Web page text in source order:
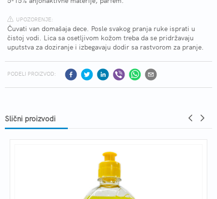
UPOZORENJE:
Čuvati van domašaja dece. Posle svakog pranja ruke isprati u
čistoj vodi. Lica sa osetljivom kožom treba da se pridržavaju
uputstva za doziranje i izbegavaju dodir sa rastvorom za pranje.
PODELI PROIZVOD:
Slični proizvodi